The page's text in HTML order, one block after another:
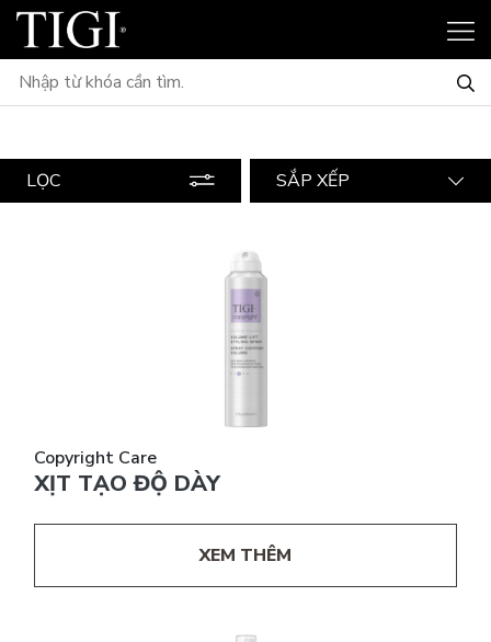
LỌC SẮP XẾP
Copyright Care
XỊT TẠO ĐỘ DÀY
XEM THÊM